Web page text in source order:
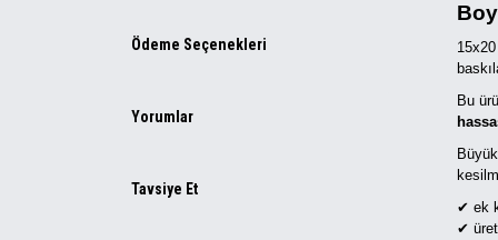
Ödeme Seçenekleri
Yorumlar
Tavsiye Et
Bu
✔ ek
✔